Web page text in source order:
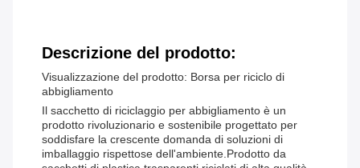
Descrizione del prodotto:
Visualizzazione del prodotto: Borsa per riciclo di
abbigliamento
Il sacchetto di riciclaggio per abbigliamento è un
prodotto rivoluzionario e sostenibile progettato per
soddisfare la crescente domanda di soluzioni di
imballaggio rispettose dell'ambiente.Prodotto da